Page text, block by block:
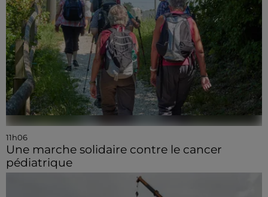
11h06
Une marche solidaire contre le cancer
pédiatrique